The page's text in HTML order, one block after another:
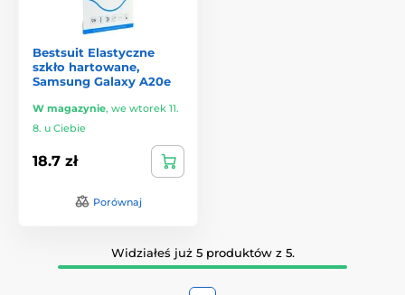
Bestsuit Elastyczne
szkło hartowane,
Samsung Galaxy A20e
W magazynie, we wtorek 11.
8. u Ciebie
18.7 zł
Porównaj
Widziałeś już 5 produktów z 5.